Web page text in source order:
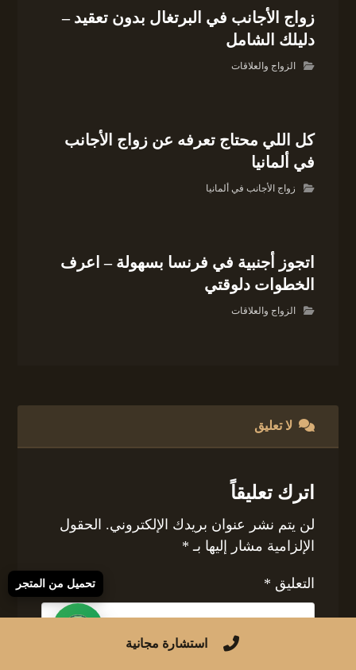
زواج الأجانب في البرتغال بدون تعقيد –
دليلك الشامل
الزواج والعلاقات
كل اللي محتاج تعرفه عن زواج الأجانب
في ألمانيا
زواج الأجانب في ألمانيا
اتجوز أجنبية في فرنسا بسهولة – اعرف
الخطوات دلوقتي
الزواج والعلاقات
لا تعليق
اترك تعليقاً
لن يتم نشر عنوان بريدك الإلكتروني. الحقول
الإلزامية مشار إليها بـ *
التعليق *
استشارة مجانية
تحميل من المتجر